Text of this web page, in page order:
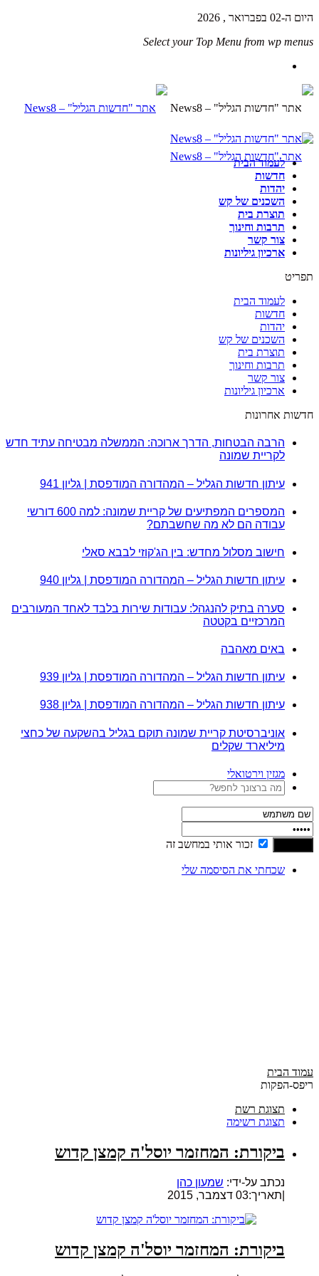
היום ה-02 בפברואר , 2026
Select your Top Menu from wp menus
לעמוד הבית
חדשות
יהדות
השכנים של קש
תוצרת בית
תרבות וחינוך
צור קשר
ארכיון גיליונות
תפריט
לעמוד הבית
חדשות
יהדות
השכנים של קש
תוצרת בית
תרבות וחינוך
צור קשר
ארכיון גיליונות
חדשות אחרונות
הרבה הבטחות, הדרך ארוכה: הממשלה מבטיחה עתיד חדש
לקריית שמונה
עיתון חדשות הגליל – המהדורה המודפסת | גליון 941
המספרים המפתיעים של קריית שמונה: למה 600 דורשי
עבודה הם לא מה שחשבתם?
חישוב מסלול מחדש: בין הג'קוזי לבבא סאלי
עיתון חדשות הגליל – המהדורה המודפסת | גליון 940
סערה בתיק להנגהל: עבודות שירות בלבד לאחד המעורבים
המרכזיים בקטטה
באים מאהבה
עיתון חדשות הגליל – המהדורה המודפסת | גליון 939
עיתון חדשות הגליל – המהדורה המודפסת | גליון 938
אוניברסיטת קריית שמונה תוקם בגליל בהשקעה של כחצי
מיליארד שקלים
מגזין וירטואלי
זכור אותי במחשב זה
שכחתי את הסיסמה שלי
עמוד הבית
ריפס-הפקות
תצוגת רשת
תצוגת רשימה
ביקורת: המחזמר יוסל'ה קמצן קדוש
נכתב על-ידי: שמעון כהן
תאריך:03 דצמבר, 2015
ביקורת: המחזמר יוסל'ה קמצן קדוש